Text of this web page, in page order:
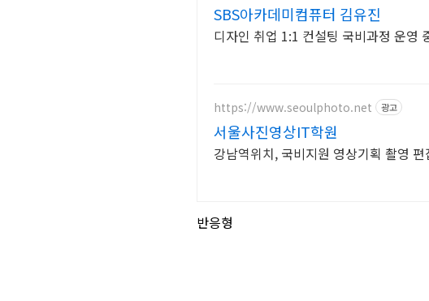
SBS아카데미컴퓨터 김유진
디자인 취업 1:1 컨설팅 국비과정 운영
https://www.seoulphoto.net 광고
서울사진영상IT학원
강남역위치, 국비지원 영상기획 촬영
반응형